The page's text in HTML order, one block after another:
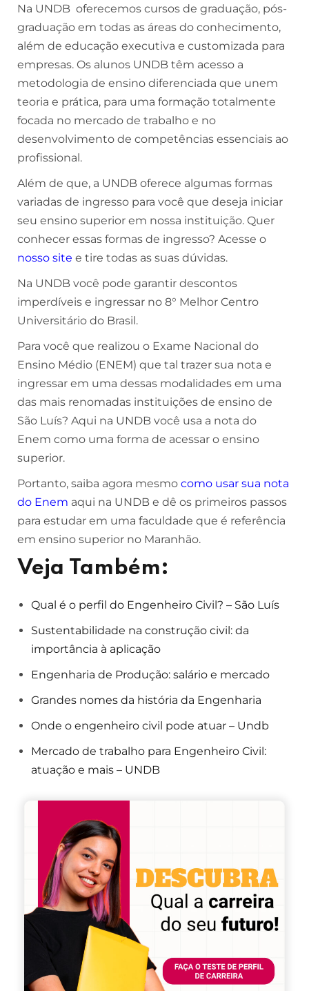
Na UNDB oferecemos cursos de graduação, pós-
graduação em todas as áreas do conhecimento,
além de educação executiva e customizada para
empresas. Os alunos UNDB têm acesso a
metodologia de ensino diferenciada que unem
teoria e prática, para uma formação totalmente
focada no mercado de trabalho e no
desenvolvimento de competências essenciais ao
profissional.
Além de que, a UNDB oferece algumas formas
variadas de ingresso para você que deseja iniciar
seu ensino superior em nossa instituição. Quer
conhecer essas formas de ingresso? Acesse o
nosso site e tire todas as suas dúvidas.
Na UNDB você pode garantir descontos
imperdíveis e ingressar no 8° Melhor Centro
Universitário do Brasil.
Para você que realizou o Exame Nacional do
Ensino Médio (ENEM) que tal trazer sua nota e
ingressar em uma dessas modalidades em uma
das mais renomadas instituições de ensino de
São Luís? Aqui na UNDB você usa a nota do
Enem como uma forma de acessar o ensino
superior.
Portanto, saiba agora mesmo como usar sua nota
do Enem aqui na UNDB e dê os primeiros passos
para estudar em uma faculdade que é referência
em ensino superior no Maranhão.
Veja Também:
Qual é o perfil do Engenheiro Civil? – São Luís
Sustentabilidade na construção civil: da
importância à aplicação
Engenharia de Produção: salário e mercado
Grandes nomes da história da Engenharia
Onde o engenheiro civil pode atuar – Undb
Mercado de trabalho para Engenheiro Civil:
atuação e mais – UNDB